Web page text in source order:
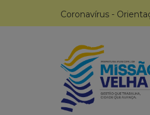
Coronavírus -